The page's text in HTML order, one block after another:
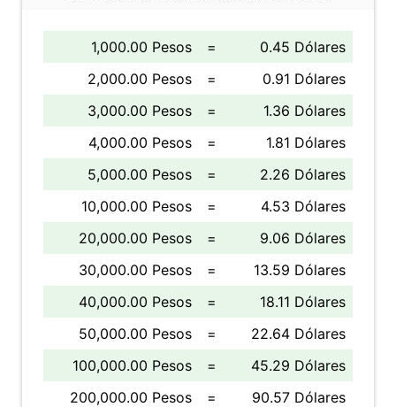
1,000.00 Pesos =
0.45 Dólares
2,000.00 Pesos
=
0.91 Dólares
3,000.00 Pesos
=
1.36 Dólares
4,000.00 Pesos
=
1.81 Dólares
5,000.00 Pesos
=
2.26 Dólares
10,000.00 Pesos
=
4.53 Dólares
20,000.00 Pesos
=
9.06 Dólares
30,000.00 Pesos
=
13.59 Dólares
40,000.00 Pesos
=
18.11 Dólares
50,000.00 Pesos
=
22.64 Dólares
100,000.00 Pesos
=
45.29 Dólares
200,000.00 Pesos
= 90.57 Dólares